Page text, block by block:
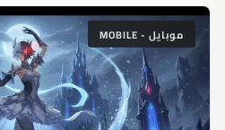
موبايل - MOBILE